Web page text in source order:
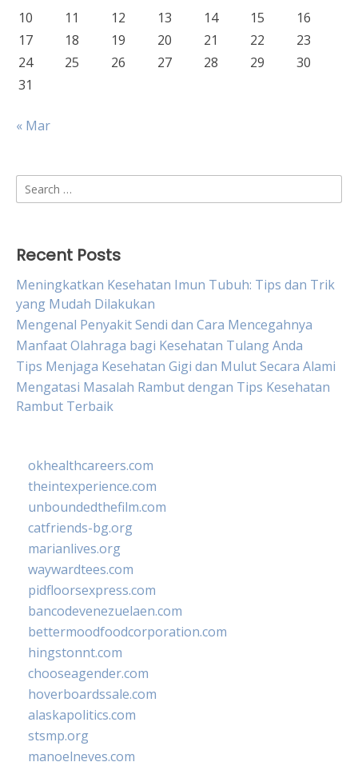
10
11 12 13 14 15
16
17
18 19 20 21 22
23
24
25 26 27 28 29
30
31
« Mar
Search
for:
Recent Posts
Meningkatkan Kesehatan Imun Tubuh: Tips dan Trik
yang Mudah Dilakukan
Mengenal Penyakit Sendi dan Cara Mencegahnya
Manfaat Olahraga bagi Kesehatan Tulang Anda
Tips Menjaga Kesehatan Gigi dan Mulut Secara Alami
Mengatasi Masalah Rambut dengan Tips Kesehatan
Rambut Terbaik
okhealthcareers.com
theintexperience.com
unboundedthefilm.com
catfriends-bg.org
marianlives.org
waywardtees.com
pidfloorsexpress.com
bancodevenezuelaen.com
bettermoodfoodcorporation.com
hingstonnt.com
chooseagender.com
hoverboardssale.com
alaskapolitics.com
stsmp.org
manoelneves.com